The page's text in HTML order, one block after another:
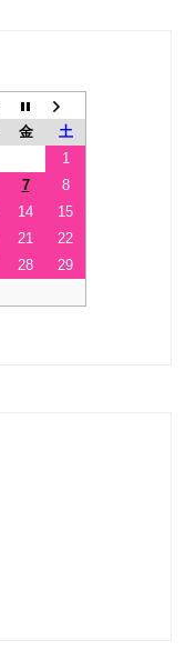
金
土
1
7
8
14
15
21
22
28
29